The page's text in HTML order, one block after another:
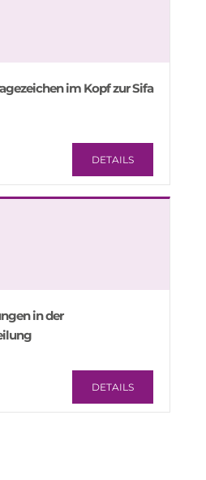
im Kopf zur Sifa
DETAILS
in der
DETAILS